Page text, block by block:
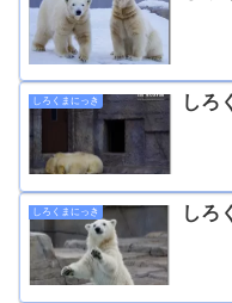
しろくまにっき しろ
しろくまにっき しろ